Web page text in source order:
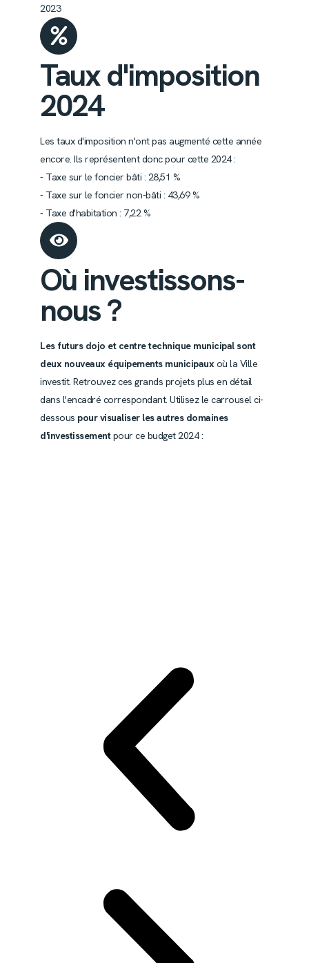
2023
Taux d'imposition
2024
Les taux d'imposition n'ont pas augmenté cette année
encore. Ils représentent donc pour cette 2024 :
- Taxe sur le foncier bâti : 28,51 %
- Taxe sur le foncier non-bâti : 43,69 %
- Taxe d'habitation : 7,22 %
Où investissons-
nous ?
Les futurs dojo et centre technique municipal sont
deux nouveaux équipements municipaux où la Ville
investit. Retrouvez ces grands projets plus en détail
dans l'encadré correspondant. Utilisez le carrousel ci-
dessous pour visualiser les autres domaines
d'investissementpour ce budget 2024 :